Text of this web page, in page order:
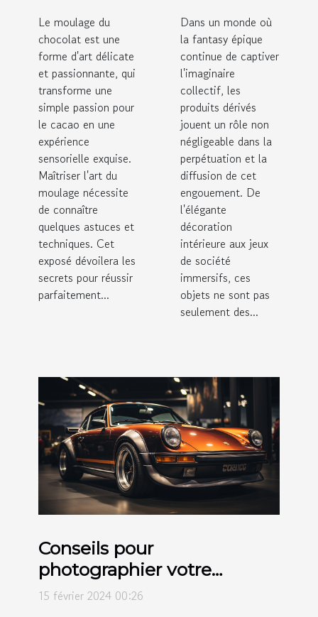
du
chocolat à
la maison
Le moulage du
chocolat est une
forme d'art délicate
et passionnante, qui
transforme une
simple passion pour
le cacao en une
expérience
sensorielle exquise.
Maîtriser l'art du
moulage nécessite
de connaître
quelques astuces et
techniques. Cet
exposé dévoilera les
secrets pour réussir
parfaitement...
des
produits
dérivés
issus de la
fantasy
épique
Dans un monde où
la fantasy épique
continue de captiver
l'imaginaire
collectif, les
produits dérivés
jouent un rôle non
négligeable dans la
perpétuation et la
diffusion de cet
engouement. De
l'élégante
décoration
intérieure aux jeux
de société
immersifs, ces
objets ne sont pas
seulement des...
Conseils pour
photographier votre
Porsche 911 et sublimer son
15 février 2024 00:26